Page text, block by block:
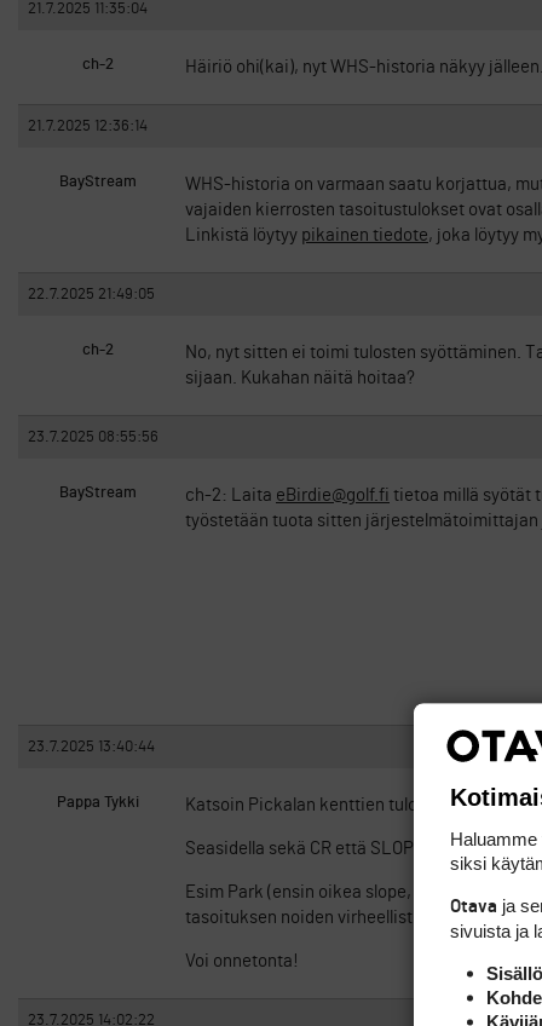
21.7.2025 11:35:04
ch-2 Häiriö ohi(kai), nyt WHS-historia näkyy jälleen.
21.7.2025 12:36:14
BayStream
WHS-historia on varmaan saatu korjattua,
vajaiden kierrosten tasoitustulokset ovat
Linkistä löytyy pikainen tiedote, joka löytyy
22.7.2025 21:49:05
ch-2
No, nyt sitten ei toimi tulosten syöttäminen.
sijaan. Kukahan näitä hoitaa?
23.7.2025 08:55:56
BayStream ch-2: Laita eBirdie@golf.fi tietoa millä syötät
työstetään tuota sitten järjestelmätoimittajan
23.7.2025 13:40:44
Pappa Tykki Katsoin Pickalan kenttien tulosten
Seasidella sekä CR että SLOPE väärin joka
Esim Park (ensin oikea slope, sitten Nexgolfin
tasoituksen noiden virheellisten slouppien
Voi onnetonta!
23.7.2025 14:02:22
Haluamme
siksi
Otava ja
sivuista ja